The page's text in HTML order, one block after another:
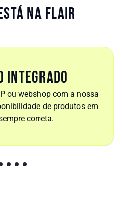
na Flair
integrado
ou webshop com a nossa
de produtos em
correta.